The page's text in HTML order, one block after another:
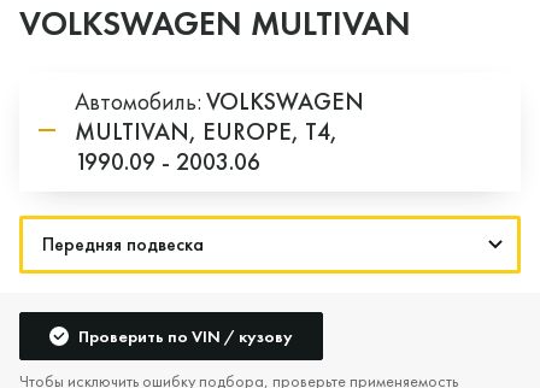
VOLKSWAGEN MULTIVAN
Автомобиль:VOLKSWAGEN
MULTIVAN, EUROPE, T4,
1990.09 - 2003.06
Проверить по VIN / кузову
Чтобы исключить ошибку подбора, проверьте применяемость